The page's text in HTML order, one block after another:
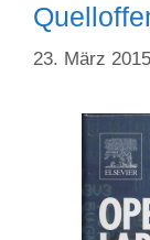
23. März 2015